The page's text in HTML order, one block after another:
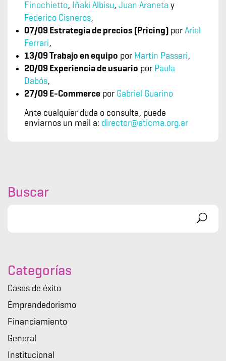
Finochietto, Iñaki Albisu, Juan Araneta y
Federico Cisneros,
07/09 Estrategia de precios (Pricing) por Ariel
Ferrari,
13/09 Trabajo en equipo por Martín Passeri,
20/09 Experiencia de usuario por Paula
Dabós,
27/09 E-Commerce por Gabriel Guarino
Ante cualquier duda o consulta, puede
enviarnos un mail a: director@aticma.org.ar
Buscar
Categorías
Casos de éxito
Emprendedorismo
Financiamiento
General
Institucional